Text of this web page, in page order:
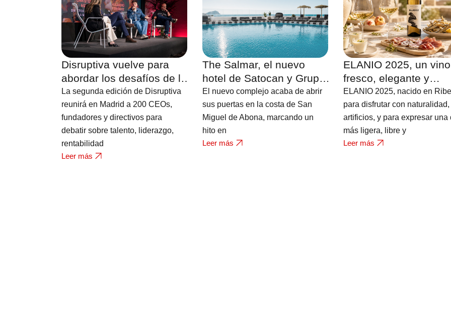
Disruptiva vuelve para
abordar los desafíos de la
hostelería
La segunda edición de Disruptiva
reunirá en Madrid a 200 CEOs,
fundadores y directivos para
debatir sobre talento, liderazgo,
rentabilidad
Leer más
The Salmar, el nuevo
hotel de Satocan y Grupo
Fuertes en Tenerife con
vistas al Atlántico
El nuevo complejo acaba de abrir
sus puertas en la costa de San
Miguel de Abona, marcando un
hito en
Leer más
ELANIO 2025, un vino
fresco, elegante y
contemporáneo que
nuevo miembro de la
bodega FERRATUS
ELANIO 2025, nacido en
para disfrutar con naturalidad,
artificios, y para expresar una
más ligera, libre y
Leer más